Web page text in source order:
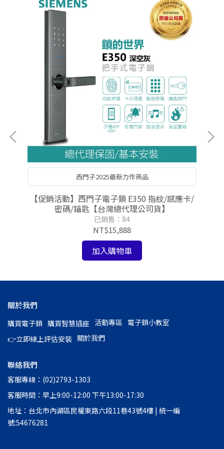
西門子2025最新力作商品
【促銷活動】西門子電子鎖 E350 指紋/感應卡/
密碼/鑰匙【台灣總代理公司貨】
已銷售：84
NT$15,888
加入購物車
關於我們
購買電子鎖 購買智慧插座 活動專區 電子鎖小教室
👉立即線上評估安裝 關於我們
聯絡我們
客服專線：(02)2793-1303
客服時間：早上9:00-12:00 下午13:00-17:30
地址：台北市內湖區民權東路六段11巷43號4樓 | 統一編
號:54676281